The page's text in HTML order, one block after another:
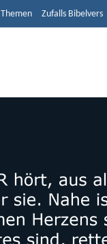
Themen Zufalls Bibelvers